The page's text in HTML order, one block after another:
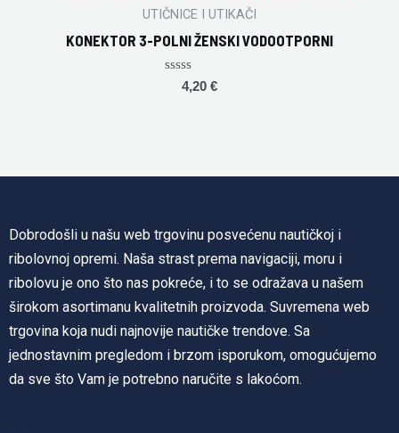
UTIČNICE I UTIKAČI
KONEKTOR 3-POLNI ŽENSKI VODOOTPORNI
Rated
4,20 €
Dobrodošli u našu web trgovinu posvećenu nautičkoj i
ribolovnoj opremi. Naša strast prema navigaciji, moru i
ribolovu je ono što nas pokreće, i to se odražava u našem
širokom asortimanu kvalitetnih proizvoda. Suvremena web
trgovina koja nudi najnovije nautičke trendove. Sa
jednostavnim pregledom i brzom isporukom, omogućujemo
da sve što Vam je potrebno naručite s lakoćom.